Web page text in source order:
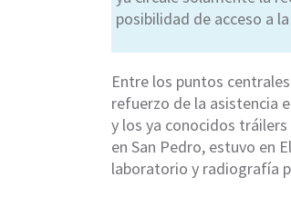
posibilidad de acceso a
Entre los puntos
refuerzo de la asistencia
y los ya conocidos
en San Pedro, estuvo en
laboratorio y radiografía